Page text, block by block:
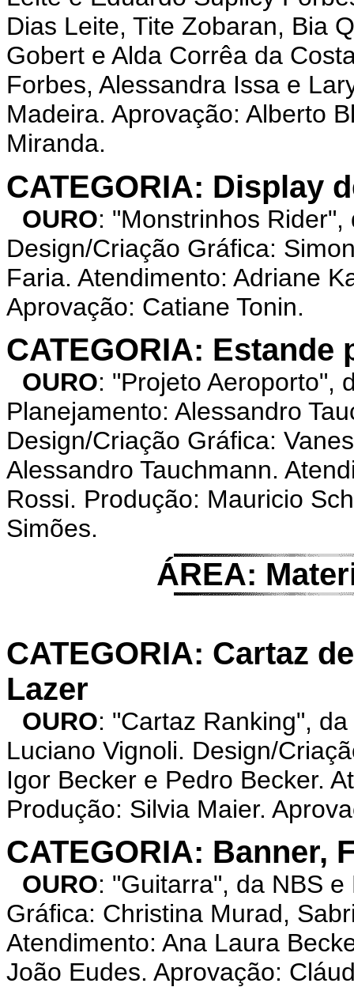
Dias Leite, Tite Zobaran, Bia
Gobert e Alda Corrêa da
Forbes, Alessandra Issa e
Madeira. Aprovação: Alberto
Miranda.
CATEGORIA: Display
OURO: "Monstrinhos
Design/Criação Gráfica:
Faria. Atendimento: Adriane
Aprovação: Catiane Tonin.
CATEGORIA:
OURO: "Projeto Aeroporto",
Planejamento: Alessandro
Design/Criação Gráfica:
Alessandro Tauchmann.
Rossi. Produção: Mauricio
Simões.
ÁREA:
CATEGORIA: Cartaz
Lazer
OURO: "Cartaz Ranking",
Luciano Vignoli. Design/
Igor Becker e Pedro Becker.
Produção: Silvia Maier.
CATEGORIA: Banner,
OURO: "Guitarra", da NBS
Gráfica: Christina Murad,
Atendimento: Ana Laura
João Eudes. Aprovação: